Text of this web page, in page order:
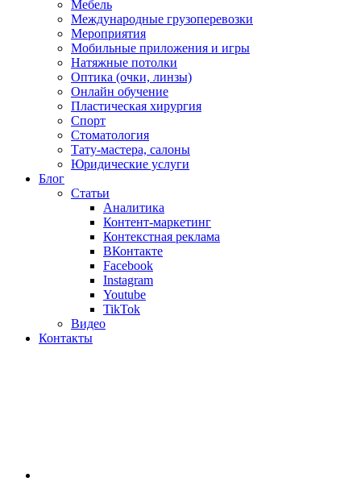
Мебель
Международные грузоперевозки
Мероприятия
Мобильные приложения и игры
Натяжные потолки
Оптика (очки, линзы)
Онлайн обучение
Пластическая хирургия
Спорт
Стоматология
Тату-мастера, салоны
Юридические услуги
Блог
Статьи
Аналитика
Контент-маркетинг
Контекстная реклама
ВКонтакте
Facebook
Instagram
Youtube
TikTok
Видео
Контакты